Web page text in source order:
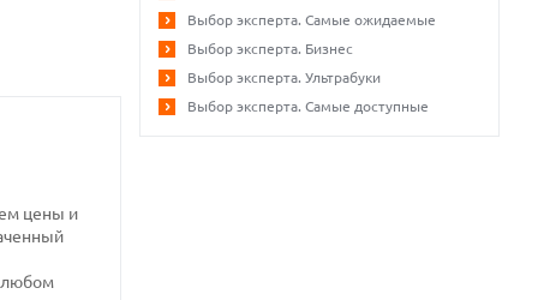
цены и
любом
Выбор эксперта. Самые ожидаемые
Выбор эксперта. Бизнес
Выбор эксперта. Ультрабуки
Выбор эксперта. Самые доступные